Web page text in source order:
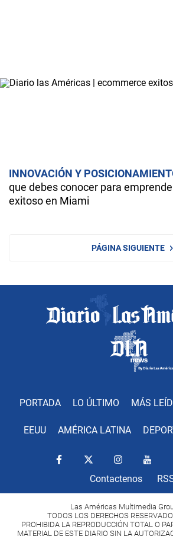
INNOVACIÓN Y
que debes conocer para
exitoso en Miami
PÁGINA SIGUIENTE
PORTADA LO ÚLTIMO MÁS
EEUU AMÉRICA LATINA
Contactenos
Las Américas Multimedia
TODOS LOS DERECHOS
PROHIBIDA LA REPRODUCCIÓN TOTAL O
MATERIAL DE ESTE DIARIO SIN LA